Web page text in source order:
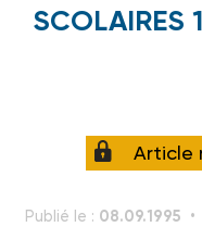
SCOLAIRES
Article
Publié le : 08.09.1995